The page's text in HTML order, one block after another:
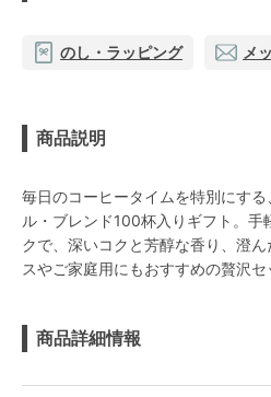
のし・ラッピング メ
商品説明
毎日のコーヒータイムを特別にす
ル・ブレンド100杯入りギフト。手
クで、深いコクと芳醇な香り、澄
スやご家庭用にもおすすめの贅沢セ
商品詳細情報